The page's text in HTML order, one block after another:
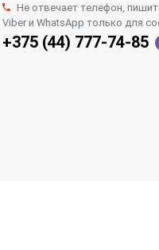
Не отвечает телефон,
Viber и WhatsApp только для
+375 (44) 777-74-85